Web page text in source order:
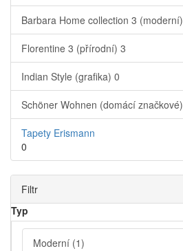
Barbara Home collection 3 (moderní)
Florentine 3 (přírodní) 3
Indian Style (grafika) 0
Schöner Wohnen (domácí značkové)
Tapety Erismann
0
Filtr
Typ
Moderní (1)